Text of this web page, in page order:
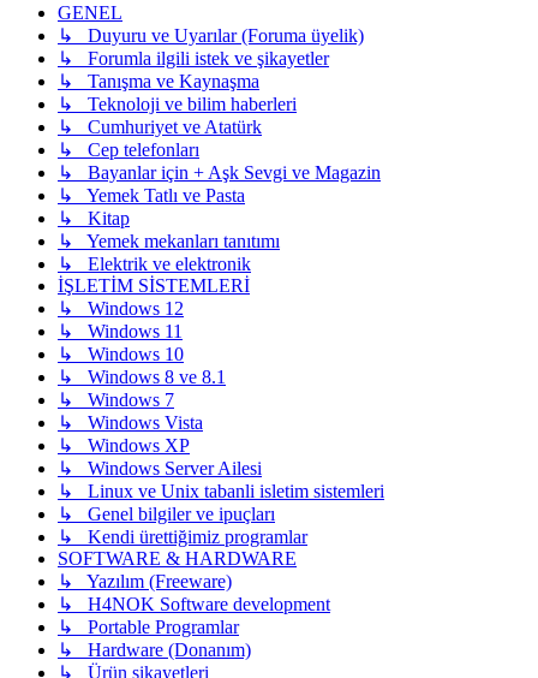
GENEL
↳ Duyuru ve Uyarılar (Foruma üyelik)
↳ Forumla ilgili istek ve şikayetler
↳ Tanışma ve Kaynaşma
↳ Teknoloji ve bilim haberleri
↳ Cumhuriyet ve Atatürk
↳ Cep telefonları
↳ Bayanlar için + Aşk Sevgi ve Magazin
↳ Yemek Tatlı ve Pasta
↳ Kitap
↳ Yemek mekanları tanıtımı
↳ Elektrik ve elektronik
İŞLETİM SİSTEMLERİ
↳ Windows 12
↳ Windows 11
↳ Windows 10
↳ Windows 8 ve 8.1
↳ Windows 7
↳ Windows Vista
↳ Windows XP
↳ Windows Server Ailesi
↳ Linux ve Unix tabanli isletim sistemleri
↳ Genel bilgiler ve ipuçları
↳ Kendi ürettiğimiz programlar
SOFTWARE & HARDWARE
↳ Yazılım (Freeware)
↳ H4NOK Software development
↳ Portable Programlar
↳ Hardware (Donanım)
↳ Ürün şikayetleri